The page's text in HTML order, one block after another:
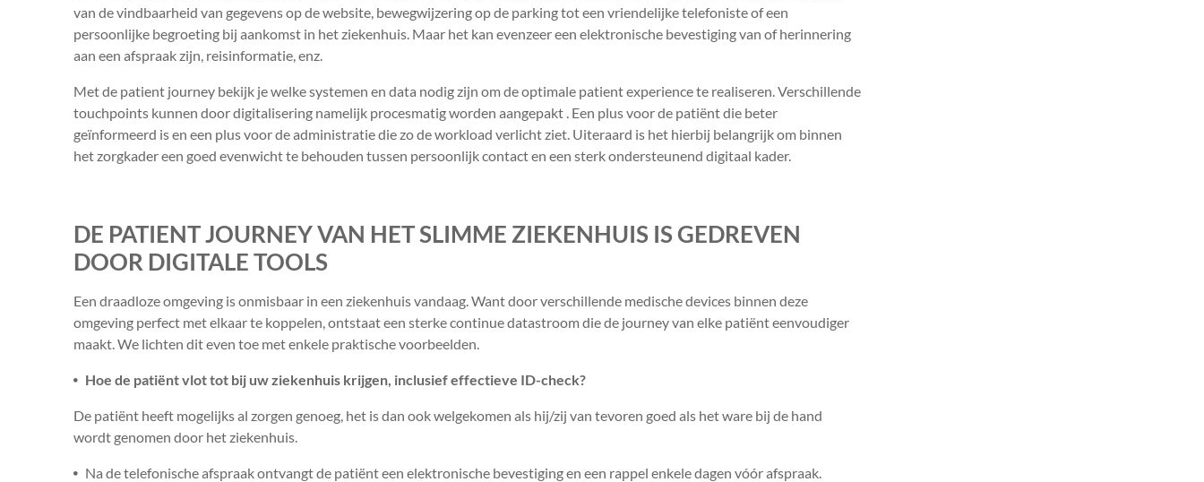
van de vindbaarheid van gegevens op de website, bewegwijzering op de parking tot een vriendelijke telefoniste of een
persoonlijke begroeting bij aankomst in het ziekenhuis. Maar het kan evenzeer een elektronische bevestiging van of herinnering
aan een afspraak zijn, reisinformatie, enz.
Met de patient journey bekijk je welke systemen en data nodig zijn om de optimale patient experience te realiseren. Verschillende
touchpoints kunnen door digitalisering namelijk procesmatig worden aangepakt . Een plus voor de patiënt die beter
geïnformeerd is en een plus voor de administratie die zo de workload verlicht ziet. Uiteraard is het hierbij belangrijk om binnen
het zorgkader een goed evenwicht te behouden tussen persoonlijk contact en een sterk ondersteunend digitaal kader.
DE PATIENT JOURNEY VAN HET SLIMME ZIEKENHUIS IS GEDREVEN
DOOR DIGITALE TOOLS
Een draadloze omgeving is onmisbaar in een ziekenhuis vandaag. Want door verschillende medische devices binnen deze
omgeving perfect met elkaar te koppelen, ontstaat een sterke continue datastroom die de journey van elke patiënt eenvoudiger
maakt. We lichten dit even toe met enkele praktische voorbeelden.
Hoe de patiënt vlot tot bij uw ziekenhuis krijgen, inclusief effectieve ID-check?
De patiënt heeft mogelijks al zorgen genoeg, het is dan ook welgekomen als hij/zij van tevoren goed als het ware bij de hand
wordt genomen door het ziekenhuis.
Na de telefonische afspraak ontvangt de patiënt een elektronische bevestiging en een rappel enkele dagen vóór afspraak.